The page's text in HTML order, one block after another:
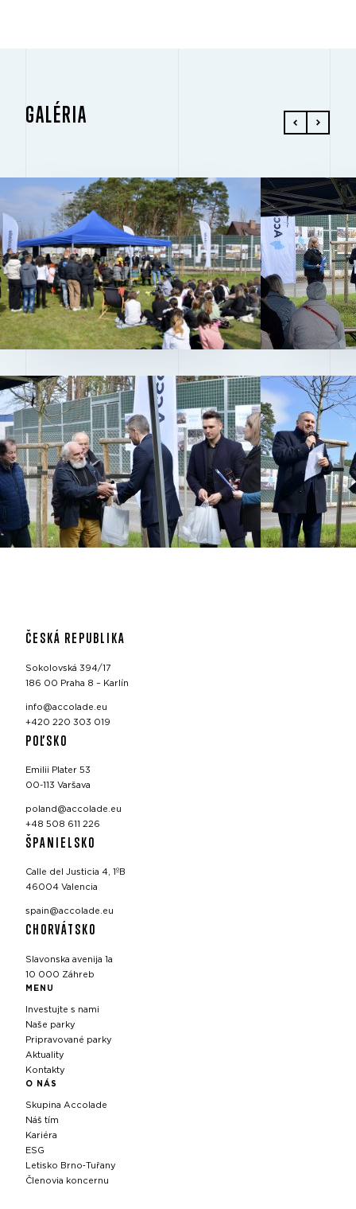
GALÉRIA
ČESKÁ REPUBLIKA
Sokolovská 394/17
186 00 Praha 8 – Karlín
info@accolade.eu
+420 220 303 019
POĽSKO
Emilii Plater 53
00-113 Varšava
poland@accolade.eu
+48 508 611 226
ŠPANIELSKO
Calle del Justicia 4, 1ºB
46004 Valencia
spain@accolade.eu
CHORVÁTSKO
Slavonska avenija 1a
10 000 Záhreb
MENU
Investujte s nami
Naše parky
Pripravované parky
Aktuality
Kontakty
O NÁS
Skupina Accolade
Náš tím
Kariéra
ESG
Letisko Brno‑Tuřany
Členovia koncernu